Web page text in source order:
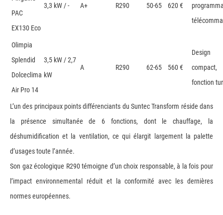
PAC
EX130 Eco
3,3 kW / - A+ R290 50-65 620 €
Olimpia
Splendid
Dolceclima
Air Pro 14
3,5 kW / 2,7
kW
A R290 62-65 560 €
Design
compact,
fonction
L’un des principaux points différenciants du Suntec Transform réside dans
la présence simultanée de 6 fonctions, dont le chauffage, la
déshumidification et la ventilation, ce qui élargit largement la palette
d’usages toute l’année.
Son gaz écologique R290 témoigne d’un choix responsable, à la fois pour
l’impact environnemental réduit et la conformité avec les dernières
normes européennes.